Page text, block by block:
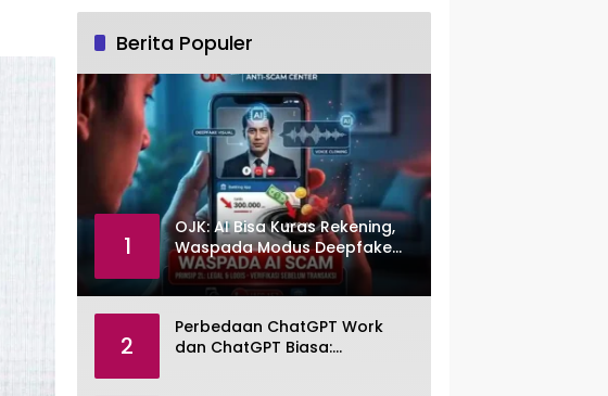
Berita Populer
1
OJK: AI Bisa Kuras Rekening,
Waspada Modus Deepfake
dan Voice Cloning
2
Perbedaan ChatGPT Work
dan ChatGPT Biasa: